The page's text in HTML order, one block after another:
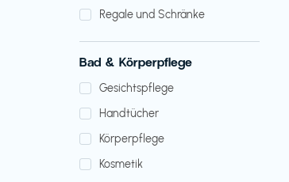
Regale und Schränke
Bad & Körperpflege
Gesichtspflege
Handtücher
Körperpflege
Kosmetik